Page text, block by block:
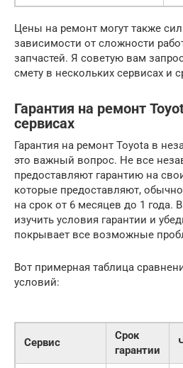
Цены на ремонт могут также
зависимости от сложности
запчастей. Я советую вам
смету в нескольких сервисах и
Гарантия на ремонт
сервисах
Гарантия на ремонт Toyota в
это важный вопрос. Не все
предоставляют гарантию на
которые предоставляют,
на срок от 6 месяцев до 1 года.
изучить условия гарантии и
покрывает все возможные
Вот примерная таблица
условий:
Сервис
Срок
гарантии